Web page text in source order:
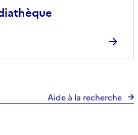
Aide à la recherche